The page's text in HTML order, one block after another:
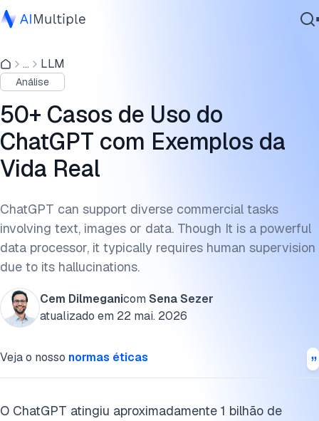
IA Agêntica
Segurança cibernética
Dados
Software Empresarial
Serviços
Contate-nos
... LLM
Análise
50+ Casos de Uso do
ChatGPT com Exemplos da
Vida Real
ChatGPT can support diverse commercial tasks
involving text, images or data. Though It is a powerful
data processor, it typically requires human supervision
due to its hallucinations.
Cem Dilmeganicom Sena Sezer
atualizado em 22 mai. 2026
Veja o nosso normas éticas
O ChatGPT atingiu aproximadamente 1 bilhão de
Aplicações Textuais-Criação de Conteúdo
Aplicações de Codificação
Aplicações Visuais e de Áudio
ChatGPT
Atendimento ao Cliente
Coleta de Dados e Web Scraping
Educação